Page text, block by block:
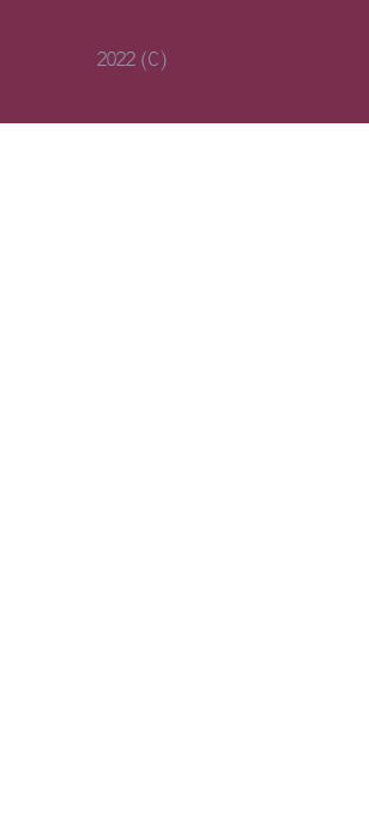
2022 (C)